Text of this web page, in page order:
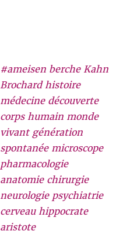
#ameisen berche Kahn
Brochard histoire
médecine découverte
corps humain monde
vivant génération
spontanée microscope
pharmacologie
anatomie chirurgie
neurologie psychiatrie
cerveau hippocrate
aristote